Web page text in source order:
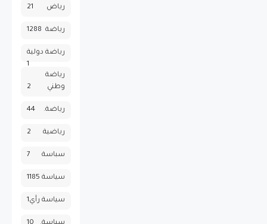
رياض 21
رياضة 1288
رياضة دولية
1
رياضة
وطني
2
رياضة. 44
رياضية 2
سباسة 7
سياسة 1185
سياسة رأي1